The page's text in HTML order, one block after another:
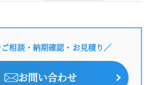
相談・納期確認・お見積り／
お問い合わせ